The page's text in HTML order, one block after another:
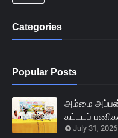
Categories
Popular Posts
அம்மை அப்பன்
கட்டடப்
July 31, 2026